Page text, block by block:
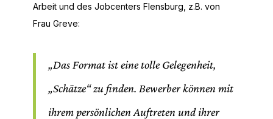
Arbeit und des Jobcenters Flensburg, z.B. von
Frau Greve:
„Das Format ist eine tolle Gelegenheit,
„Schätze“ zu finden. Bewerber können mit
ihrem persönlichen Auftreten und ihrer